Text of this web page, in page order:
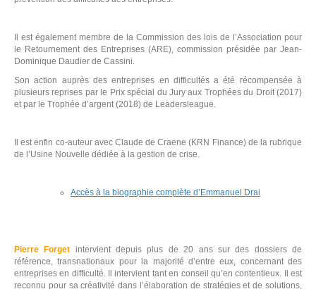
Il est également membre de la Commission des lois de l’Association pour
le Retournement des Entreprises (ARE), commission présidée par Jean-
Dominique Daudier de Cassini.
Son action auprès des entreprises en difficultés a été récompensée à
plusieurs reprises par le Prix spécial du Jury aux Trophées du Droit (2017)
et par le Trophée d’argent (2018) de Leadersleague.
Il est enfin co-auteur avec Claude de Craene (KRN Finance) de la rubrique
de l’Usine Nouvelle dédiée à la gestion de crise.
Accès à la biographie complète d’Emmanuel Drai
Pierre Forget intervient depuis plus de 20 ans sur des dossiers de
référence, transnationaux pour la majorité d’entre eux, concernant des
entreprises en difficulté. Il intervient tant en conseil qu’en contentieux. Il est
reconnu pour sa créativité dans l’élaboration de stratégies et de solutions,